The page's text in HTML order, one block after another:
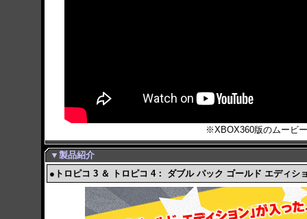
※XBOX360版のムービ
▼製品紹介
●トロピコ 3 ＆ トロピコ 4： ダブル パック ゴールド エディシ